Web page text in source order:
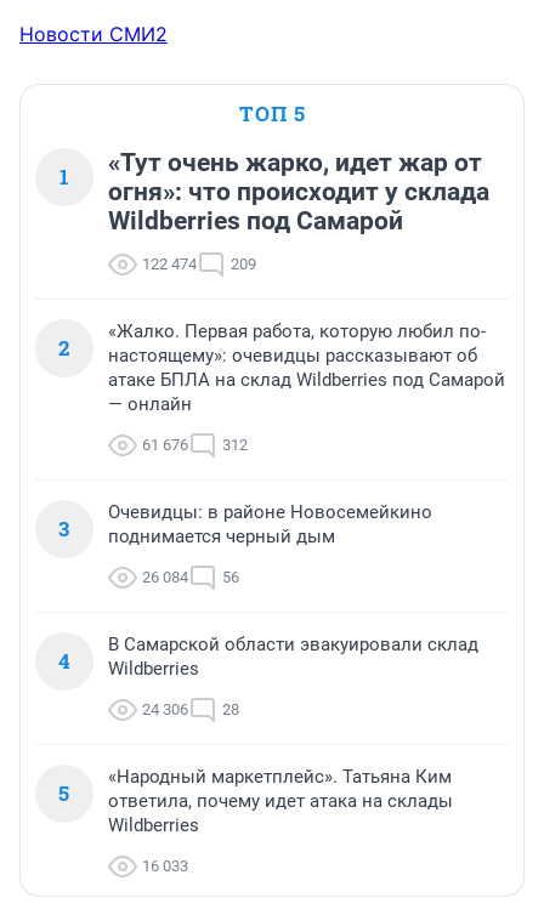
Новости СМИ2
ТОП 5
1
«Тут очень жарко, идет жар от
огня»: что происходит у склада
Wildberries под Самарой
122 474 209
2
«Жалко. Первая работа, которую любил по-
настоящему»: очевидцы рассказывают об
атаке БПЛА на склад Wildberries под Самарой
— онлайн
61 676 312
3
Очевидцы: в районе Новосемейкино
поднимается черный дым
26 084 56
4
В Самарской области эвакуировали склад
Wildberries
24 306 28
5
«Народный маркетплейс». Татьяна Ким
ответила, почему идет атака на склады
Wildberries
16 033